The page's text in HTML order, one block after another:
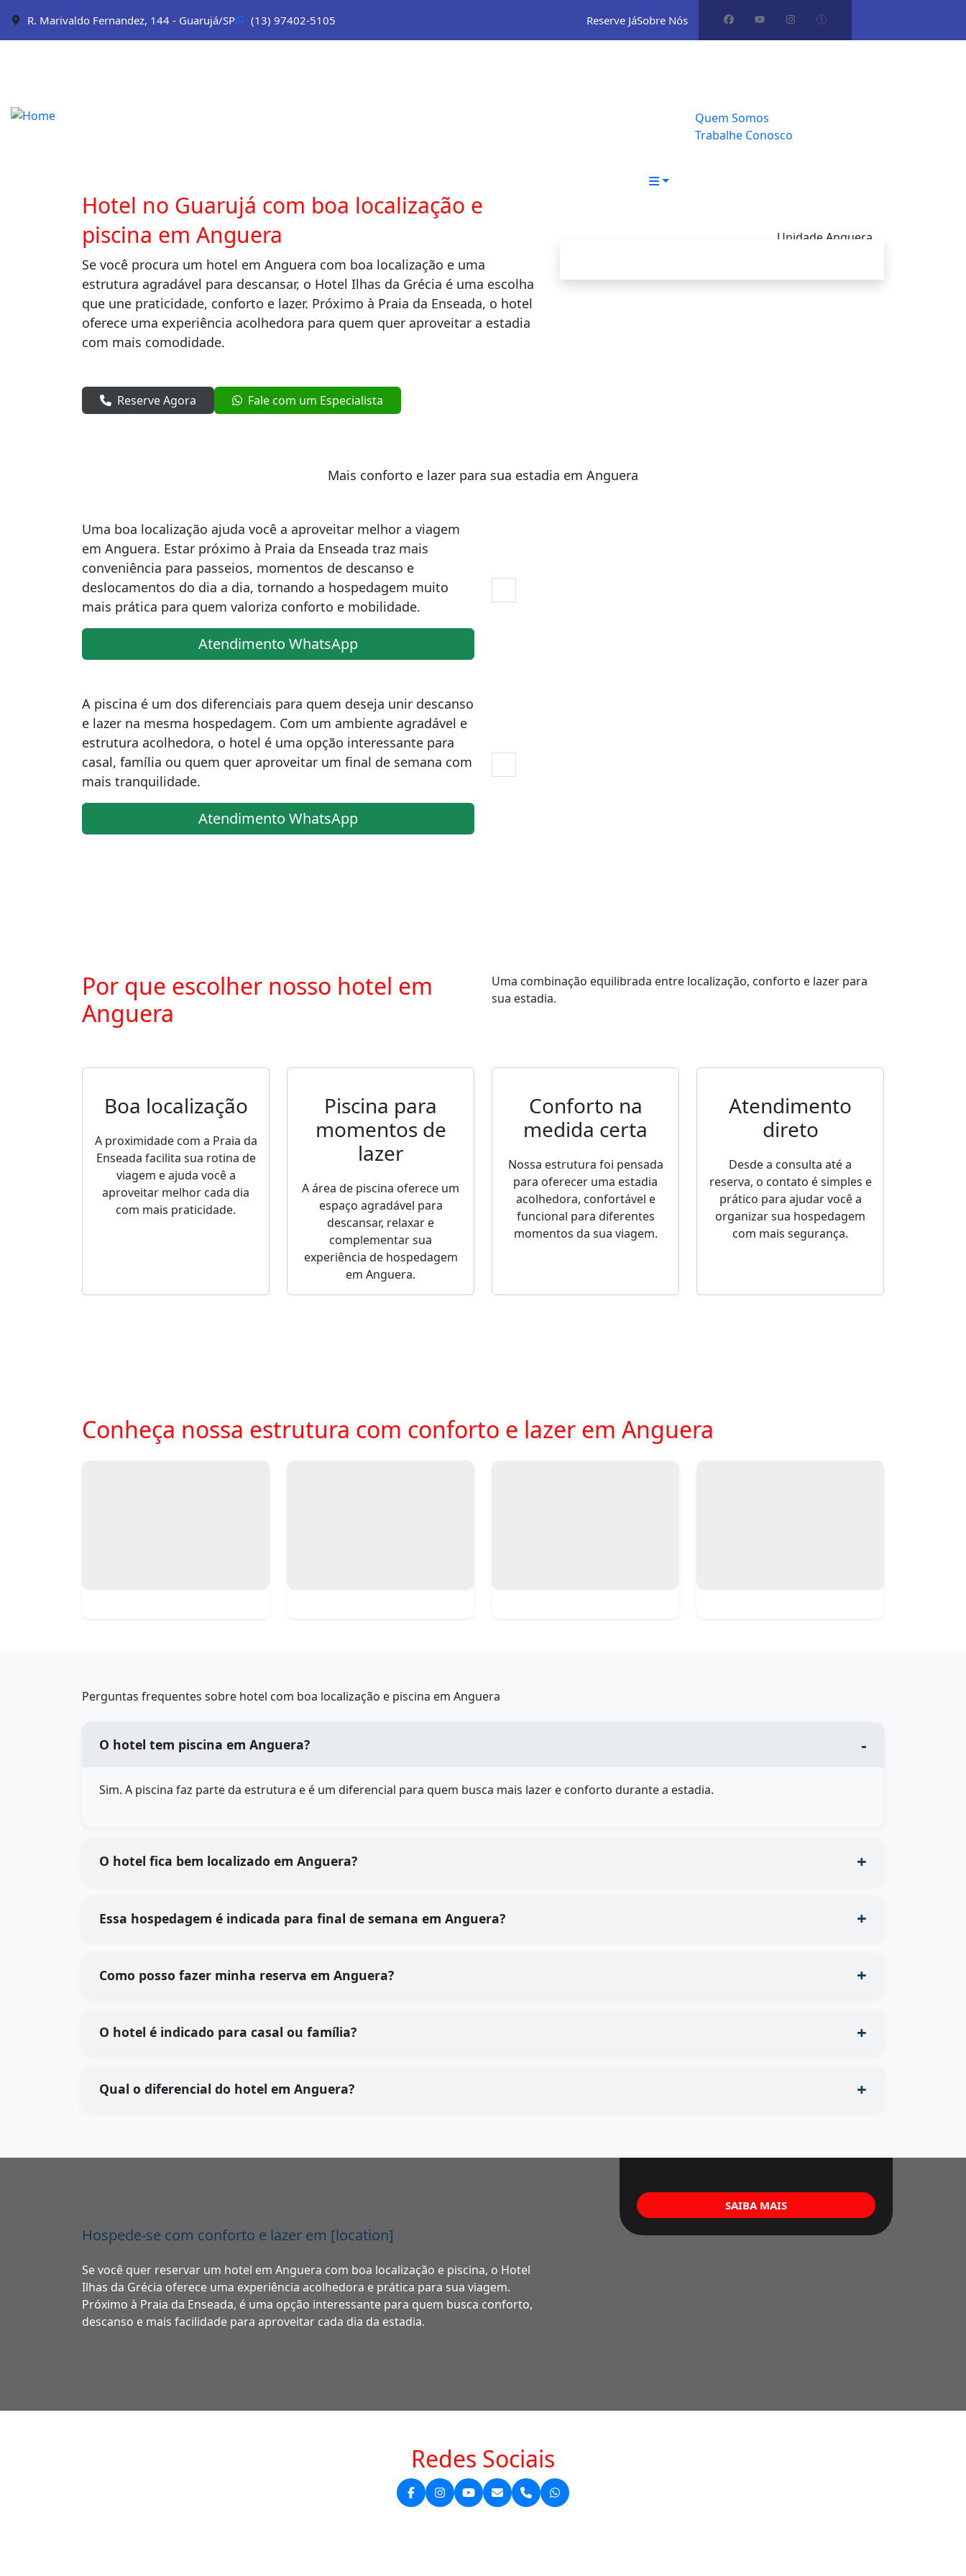
R. Marivaldo Fernandez, 144 - Guarujá/SP (13) 97402-5105 Reserve JáSobre Nós
Quem Somos
Trabalhe Conosco
Unidade Anguera
Hotel no Guarujá com boa localização e
piscina em Anguera
Se você procura um hotel em Anguera com boa localização e uma
estrutura agradável para descansar, o Hotel Ilhas da Grécia é uma escolha
que une praticidade, conforto e lazer. Próximo à Praia da Enseada, o hotel
oferece uma experiência acolhedora para quem quer aproveitar a estadia
com mais comodidade.
Reserve Agora Fale com um Especialista
Mais conforto e lazer para sua estadia em Anguera
Uma boa localização ajuda você a aproveitar melhor a viagem
em Anguera. Estar próximo à Praia da Enseada traz mais
conveniência para passeios, momentos de descanso e
deslocamentos do dia a dia, tornando a hospedagem muito
mais prática para quem valoriza conforto e mobilidade.
Atendimento WhatsApp
A piscina é um dos diferenciais para quem deseja unir descanso
e lazer na mesma hospedagem. Com um ambiente agradável e
estrutura acolhedora, o hotel é uma opção interessante para
casal, família ou quem quer aproveitar um final de semana com
mais tranquilidade.
Atendimento WhatsApp
Por que escolher nosso hotel em
Anguera
Uma combinação equilibrada entre localização, conforto e lazer para
sua estadia.
Boa localização
A proximidade com a Praia da
Enseada facilita sua rotina de
viagem e ajuda você a
aproveitar melhor cada dia
com mais praticidade.
Piscina para
momentos de
lazer
A área de piscina oferece um
espaço agradável para
descansar, relaxar e
complementar sua
experiência de hospedagem
em Anguera.
Conforto na
medida certa
Nossa estrutura foi pensada
para oferecer uma estadia
acolhedora, confortável e
funcional para diferentes
momentos da sua viagem.
Atendimento
direto
Desde a consulta até a
reserva, o contato é simples e
prático para ajudar você a
organizar sua hospedagem
com mais segurança.
Conheça nossa estrutura com conforto e lazer em Anguera
Perguntas frequentes sobre hotel com boa localização e piscina em Anguera
O hotel tem piscina em Anguera?
Sim. A piscina faz parte da estrutura e é um diferencial para quem busca mais lazer e conforto durante a estadia.
O hotel fica bem localizado em Anguera?
Essa hospedagem é indicada para final de semana em Anguera?
Como posso fazer minha reserva em Anguera?
O hotel é indicado para casal ou família?
Qual o diferencial do hotel em Anguera?
Hospede-se com conforto e lazer em [location]
Se você quer reservar um hotel em Anguera com boa localização e piscina, o Hotel
Ilhas da Grécia oferece uma experiência acolhedora e prática para sua viagem.
Próximo à Praia da Enseada, é uma opção interessante para quem busca conforto,
descanso e mais facilidade para aproveitar cada dia da estadia.
SAIBA MAIS
Redes Sociais